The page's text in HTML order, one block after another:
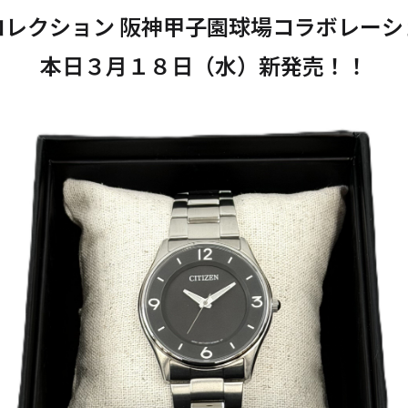
レクション 阪神甲子園球場コラボレー
本日３月１８日（水）新発売！！